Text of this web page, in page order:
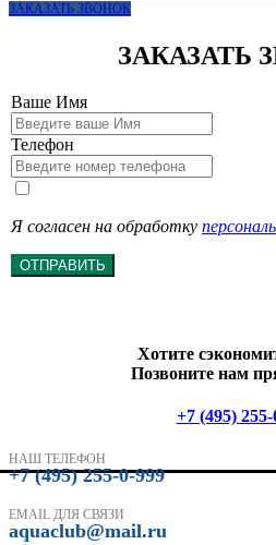
ЗАКАЗАТЬ ЗВОНОК
ЗАКАЗАТЬ
Ваше Имя
Телефон
Я согласен на обработку
ОТПРАВИТЬ
Хотите
Позвоните нам
+7 (495) 255-
НАШ ТЕЛЕФОН
+7 (495) 255-0-999
EMAIL ДЛЯ СВЯЗИ
aquaclub@mail.ru